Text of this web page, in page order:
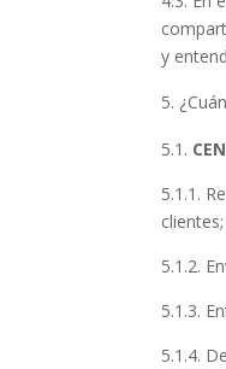
y
5.1.
5.1.1.
clientes;
5.1.2.
5.1.3.
5.1.4.